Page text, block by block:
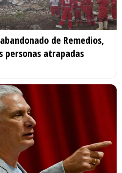
de Remedios,
personas atrapadas